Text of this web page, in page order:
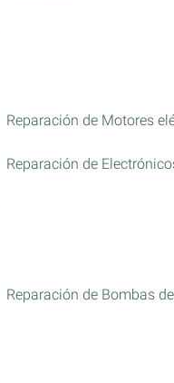
Reparación de Motores
Reparación de
Reparación de Bombas